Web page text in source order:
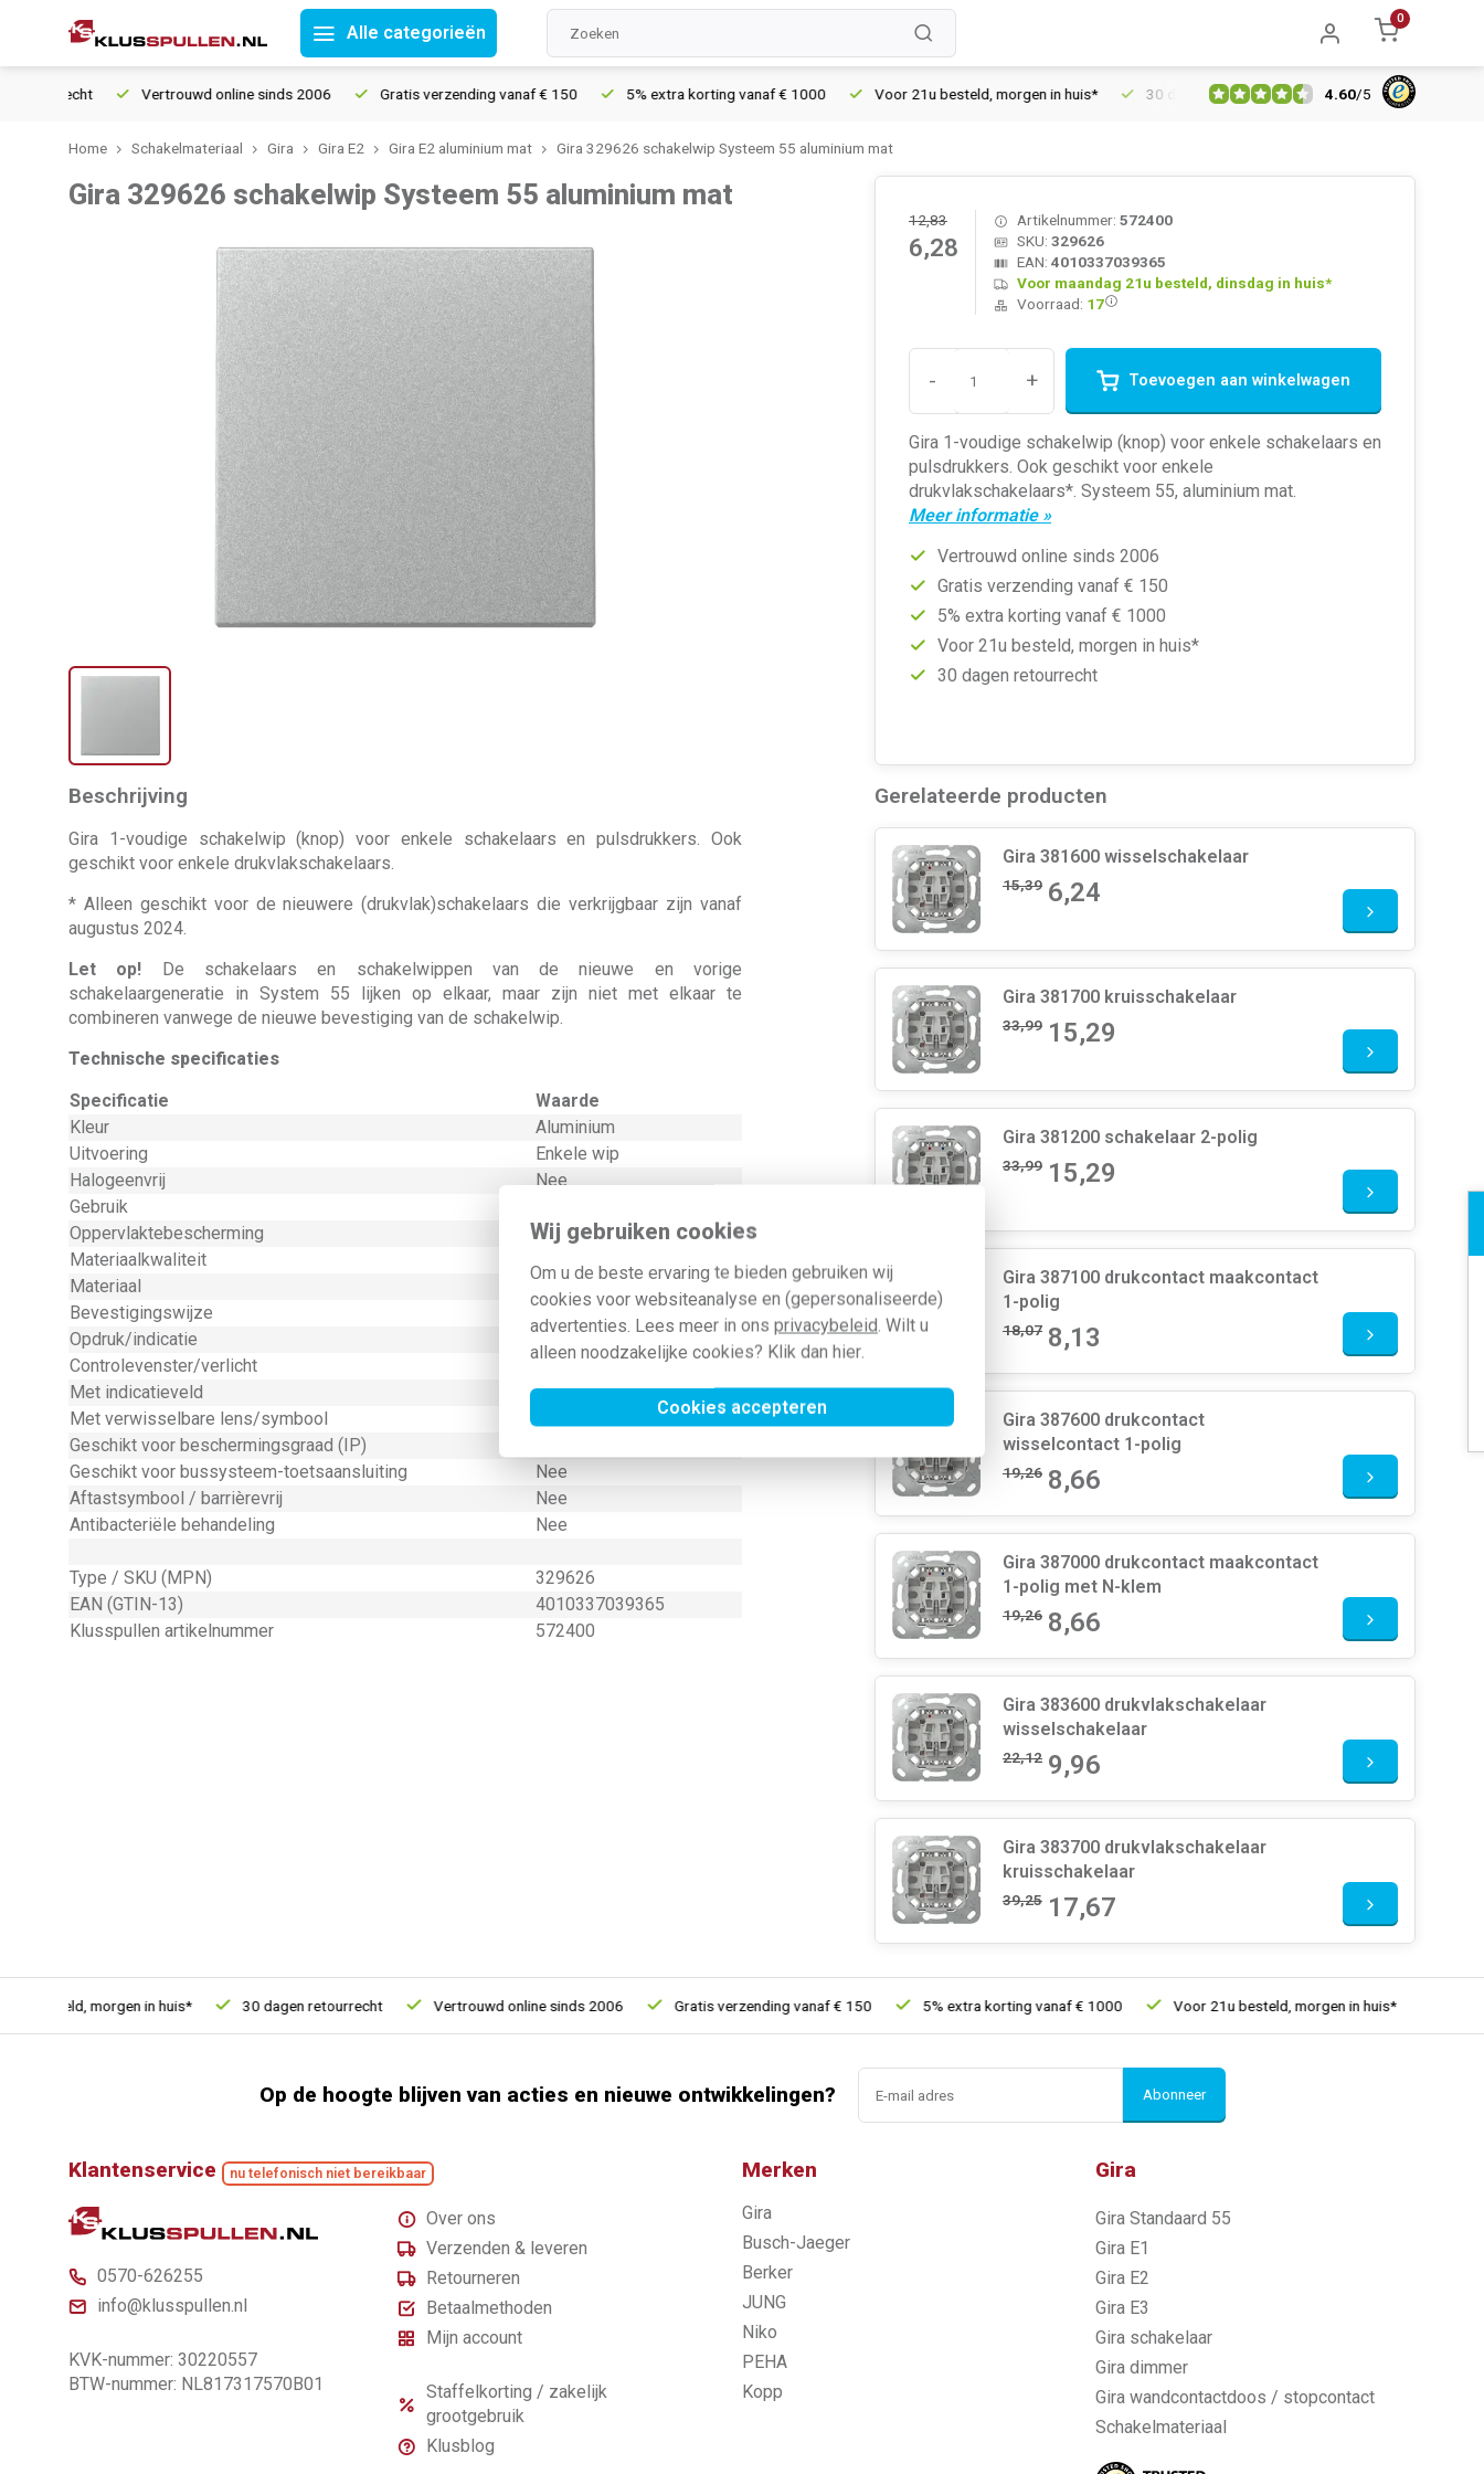
Wij gebruiken cookies
Om u de beste ervaring te bieden gebruiken wij
cookies voor websiteanalyse en (gepersonaliseerde)
advertenties. Lees meer in ons privacybeleid. Wilt u
alleen noodzakelijke cookies? Klik dan hier.
Cookies accepteren
Alle categorieën
0
Vertrouwd online sinds 2006 Gratis verzending vanaf € 150 5% extra korting vanaf € 1000 Voor 21u besteld, morgen in huis* 30 dagen retourrecht Vertrouwd online sinds 2006
4.60/5
Home Schakelmateriaal Gira Gira E2 Gira E2 aluminium mat Gira 329626 schakelwip Systeem 55 aluminium mat
Gira 329626 schakelwip Systeem 55 aluminium mat
12,83
6,28
Artikelnummer: 572400
SKU: 329626
EAN: 4010337039365
Voor maandag 21u besteld, dinsdag in huis*
Voorraad: 17
- + Toevoegen aan winkelwagen
Gira 1-voudige schakelwip (knop) voor enkele schakelaars en
pulsdrukkers. Ook geschikt voor enkele
drukvlakschakelaars*. Systeem 55, aluminium mat.
Meer informatie »
Vertrouwd online sinds 2006
Gratis verzending vanaf € 150
5% extra korting vanaf € 1000
Voor 21u besteld, morgen in huis*
30 dagen retourrecht
Beschrijving
Gira 1-voudige schakelwip (knop) voor enkele schakelaars en pulsdrukkers. Ook
geschikt voor enkele drukvlakschakelaars.
* Alleen geschikt voor de nieuwere (drukvlak)schakelaars die verkrijgbaar zijn vanaf
augustus 2024.
Let op! De schakelaars en schakelwippen van de nieuwe en vorige
schakelaargeneratie in System 55 lijken op elkaar, maar zijn niet met elkaar te
combineren vanwege de nieuwe bevestiging van de schakelwip.
Technische specificaties
Specificatie
Waarde
Kleur
Aluminium
Uitvoering
Enkele wip
Halogeenvrij
Nee
Gebruik
Oppervlaktebescherming
Overig
Materiaalkwaliteit
Materiaal
Kunststof
Bevestigingswijze
Klembevestiging
Opdruk/indicatie
Geen
Controlevenster/verlicht
Nee
Met indicatieveld
Nee
Met verwisselbare lens/symbool
Geschikt voor beschermingsgraad (IP)
Geschikt voor bussysteem-toetsaansluiting
Nee
Aftastsymbool / barrièrevrij
Nee
Antibacteriële behandeling
Nee
Type / SKU (MPN)
329626
EAN (GTIN-13)
4010337039365
Klusspullen artikelnummer
572400
Gerelateerde producten
Gira 381600 wisselschakelaar
15,39 6,24
Gira 381700 kruisschakelaar
33,99 15,29
Gira 381200 schakelaar 2-polig
33,99 15,29
Gira 387100 drukcontact maakcontact
1-polig
18,07 8,13
Gira 387600 drukcontact
wisselcontact 1-polig
19,26 8,66
Gira 387000 drukcontact maakcontact
1-polig met N-klem
19,26 8,66
Gira 383600 drukvlakschakelaar
wisselschakelaar
22,12 9,96
Gira 383700 drukvlakschakelaar
kruisschakelaar
39,25 17,67
morgen in huis* 30 dagen retourrecht Vertrouwd online sinds 2006 Gratis verzending vanaf € 150 5% extra korting vanaf € 1000 Voor 21u besteld, morgen in huis*
Op de hoogte blijven van acties en nieuwe ontwikkelingen? Abonneer
Klantenservice nu telefonisch niet bereikbaar
0570-626255
info@klusspullen.nl
KVK-nummer: 30220557
BTW-nummer: NL817317570B01
Over ons
Verzenden & leveren
Retourneren
Betaalmethoden
Mijn account
Staffelkorting / zakelijk
grootgebruik
Klusblog
Merken
Gira
Busch-Jaeger
Berker
JUNG
Niko
PEHA
Kopp
Gira
Gira Standaard 55
Gira E1
Gira E2
Gira E3
Gira schakelaar
Gira dimmer
Gira wandcontactdoos / stopcontact
Schakelmateriaal